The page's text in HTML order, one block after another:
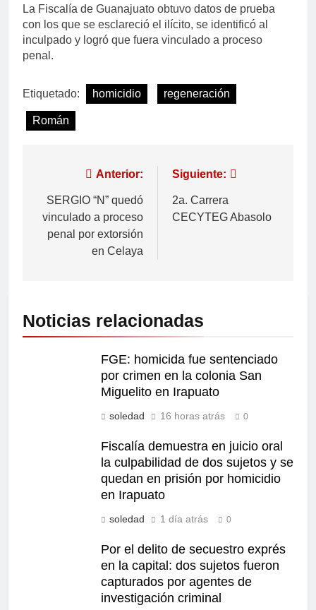
La Fiscalía de Guanajuato obtuvo datos de prueba
con los que se esclareció el ilícito, se identificó al
inculpado y logró que fuera vinculado a proceso
penal.
Etiquetado: homicidio regeneración
Román
Anterior:
SERGIO “N” quedó
vinculado a proceso
penal por extorsión
en Celaya
Siguiente:
2a. Carrera
CECYTEG Abasolo
Noticias relacionadas
FGE: homicida fue sentenciado
por crimen en la colonia San
Miguelito en Irapuato
soledad 16 horas atrás 0
Fiscalía demuestra en juicio oral
la culpabilidad de dos sujetos y se
quedan en prisión por homicidio
en Irapuato
soledad 1 día atrás 0
Por el delito de secuestro exprés
en la capital: dos sujetos fueron
capturados por agentes de
investigación criminal